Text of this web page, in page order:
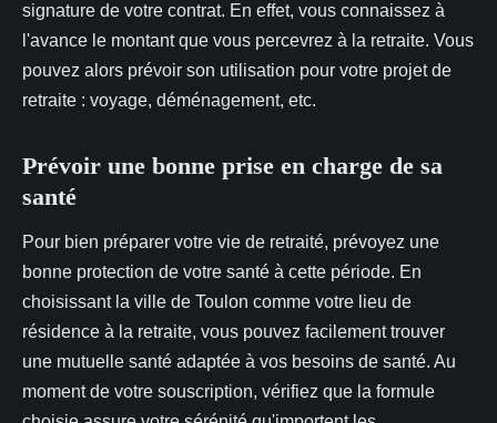
signature de votre contrat. En effet, vous connaissez à
l'avance le montant que vous percevrez à la retraite. Vous
pouvez alors prévoir son utilisation pour votre projet de
retraite : voyage, déménagement, etc.
Prévoir une bonne prise en charge de sa
santé
Pour bien préparer votre vie de retraité, prévoyez une
bonne protection de votre santé à cette période. En
choisissant la ville de Toulon comme votre lieu de
résidence à la retraite, vous pouvez facilement trouver
une mutuelle santé adaptée à vos besoins de santé. Au
moment de votre souscription, vérifiez que la formule